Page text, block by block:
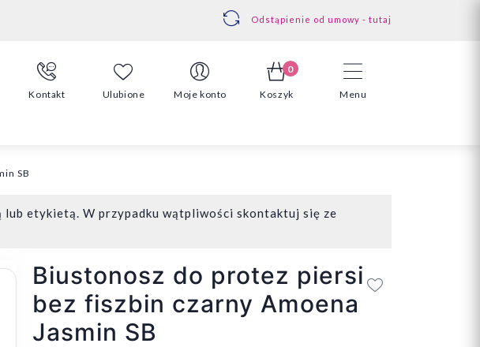
Odstąpienie od umowy - tutaj
Menu
Kontakt Ulubione Moje konto
0
Koszyk
SB
etykietą. W przypadku wątpliwości skontaktuj się ze
Biustonosz do protez piersi
bez fiszbin czarny Amoena
Jasmin SB